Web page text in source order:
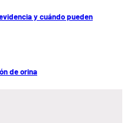
y cuándo pueden
de orina